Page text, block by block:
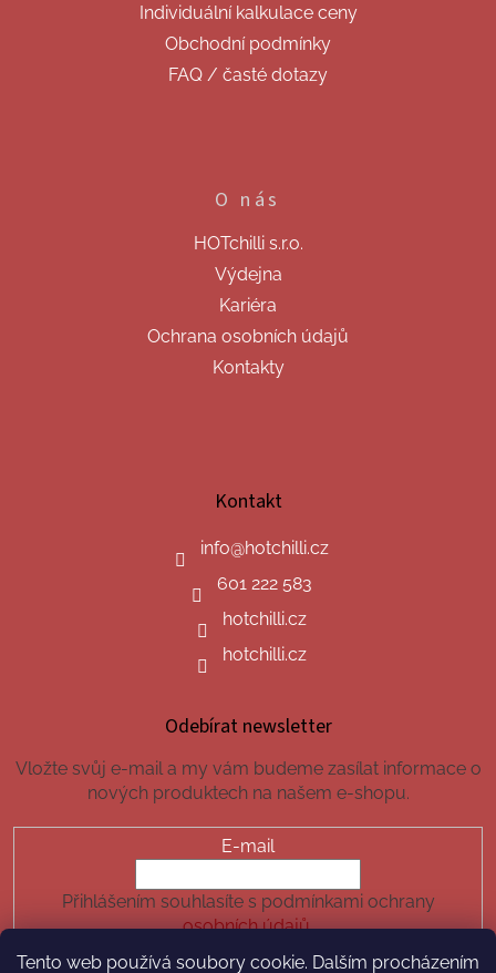
Tento web používá soubory cookie. Dalším procházením
Individuální kalkulace ceny
Obchodní podmínky
FAQ / časté dotazy
O nás
HOTchilli s.r.o.
Výdejna
Kariéra
Ochrana osobních údajů
Kontakty
Kontakt
info@hotchilli.cz
601 222 583
hotchilli.cz
hotchilli.cz
Odebírat newsletter
Vložte svůj e-mail a my vám budeme zasílat informace o
nových produktech na našem e-shopu.
E-mail
Přihlášením souhlasíte s podmínkami ochrany
osobních údajů.